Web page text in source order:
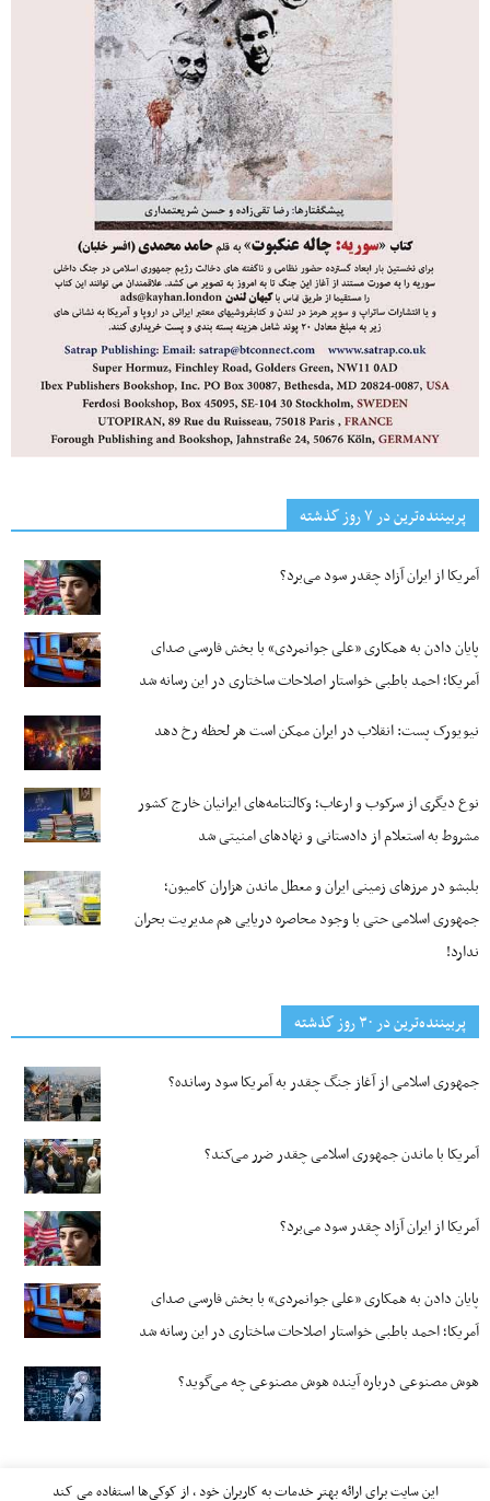
پربیننده‌ترین‌ در ۷ روز گذشته
آمریکا از ایران آزاد چقدر سود می‌برد؟
پایان دادن به همکاری «علی جوانمردی» با بخش فارسی صدای
آمریکا؛ احمد باطبی خواستار اصلاحات ساختاری در این رسانه شد
نیویورک پست: انقلاب در ایران ممکن است هر لحظه رخ دهد
نوع دیگری از سرکوب و ارعاب؛ وکالتنامه‌های ایرانیان خارج کشور
مشروط به استعلام از دادستانی و نهادهای امنیتی شد
بلبشو در مرزهای زمینی ایران و معطل ماندن هزاران کامیون؛
جمهوری اسلامی حتی با وجود محاصره دریایی هم مدیریت بحران
ندارد!
پربیننده‌ترین‌ در ۳۰ روز گذشته
جمهوری اسلامی از آغاز جنگ چقدر به آمریکا سود رسانده؟
آمریکا با ماندن جمهوری اسلامی چقدر ضرر می‌کند؟
آمریکا از ایران آزاد چقدر سود می‌برد؟
پایان دادن به همکاری «علی جوانمردی» با بخش فارسی صدای
آمریکا؛ احمد باطبی خواستار اصلاحات ساختاری در این رسانه شد
هوش مصنوعی درباره آینده هوش مصنوعی چه می‌گوید؟
این سایت برای ارائه بهتر خدمات به کاربران خود ، از کوکی‌ها استفاده می کند